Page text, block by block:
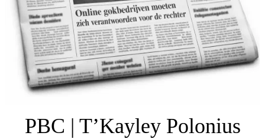
PBC | T’Kayley Polonius